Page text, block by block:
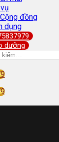
đồng
dụng
dưỡng